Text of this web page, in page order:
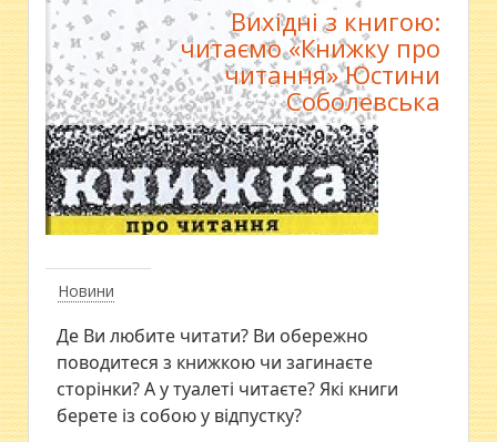
Новини
Вихідні з книгою:
читаємо «Книжку про
читання» Юстини
Соболевська
Де Ви любите читати? Ви обережно
поводитеся з книжкою чи загинаєте
сторінки? А у туалеті читаєте? Які книги
берете із собою у відпустку?